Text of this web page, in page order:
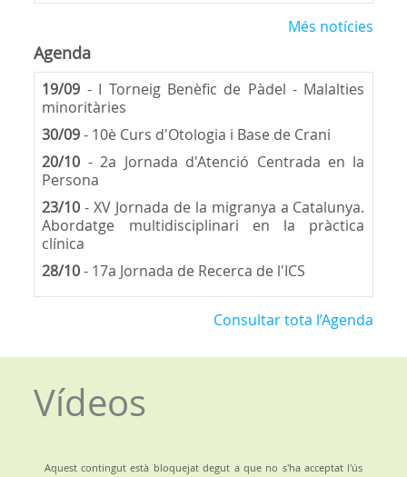
Més notícies
Agenda
19/09 - I Torneig Benèfic de Pàdel - Malalties
minoritàries
30/09- 10è Curs d'Otologia i Base de Crani
20/10 - 2a Jornada d'Atenció Centrada en la
Persona
23/10 - XV Jornada de la migranya a Catalunya.
Abordatge multidisciplinari en la pràctica
clínica
28/10- 17a Jornada de Recerca de l'ICS
Consultar tota l’Agenda
Vídeos
Aquest contingut està bloquejat degut a que no s'ha acceptat l'ús